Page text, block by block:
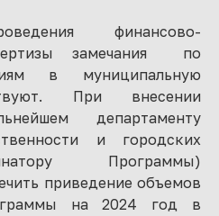
финансово-
замечания по
в муниципальную
При внесении
департаменту
и городских
Программы)
приведение объемов
на 2024 год в